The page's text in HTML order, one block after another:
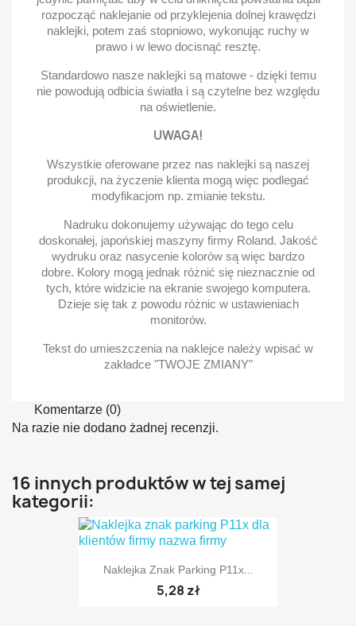
rozpocząć naklejanie od przyklejenia dolnej krawędzi
naklejki, potem zaś stopniowo, wykonując ruchy w
prawo i w lewo docisnąć resztę.
Standardowo nasze naklejki są matowe - dzięki temu
nie powodują odbicia światła i są czytelne bez względu
na oświetlenie.
UWAGA!
Wszystkie oferowane przez nas naklejki są naszej
produkcji, na życzenie klienta mogą więc podlegać
modyfikacjom np. zmianie tekstu.
Nadruku dokonujemy używając do tego celu
doskonałej, japońskiej maszyny firmy Roland. Jakość
wydruku oraz nasycenie kolorów są więc bardzo
dobre. Kolory mogą jednak różnić się nieznacznie od
tych, które widzicie na ekranie swojego komputera.
Dzieje się tak z powodu różnic w ustawieniach
monitorów.
Tekst do umieszczenia na naklejce należy wpisać w
zakładce "TWOJE ZMIANY"
Komentarze (0)
Na razie nie dodano żadnej recenzji.
16 innych produktów w tej samej
kategorii:
Naklejka Znak Parking P11x...
5,28 zł